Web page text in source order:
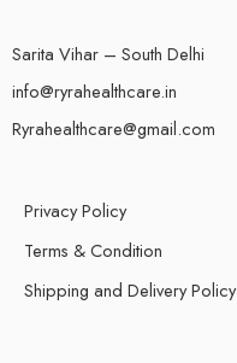
Sarita Vihar – South Delhi
info@ryrahealthcare.in
Ryrahealthcare@gmail.com
Privacy Policy
Terms & Condition
Shipping and Delivery Policy